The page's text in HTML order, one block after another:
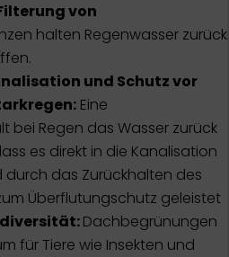
von
halten Regenwasser zurück
und Schutz vor
Eine
bei Regen das Wasser zurück
es direkt in die Kanalisation
das Zurückhalten des
Überflutungschutz geleistet
Dachbegrünungen
für Tiere wie Insekten und